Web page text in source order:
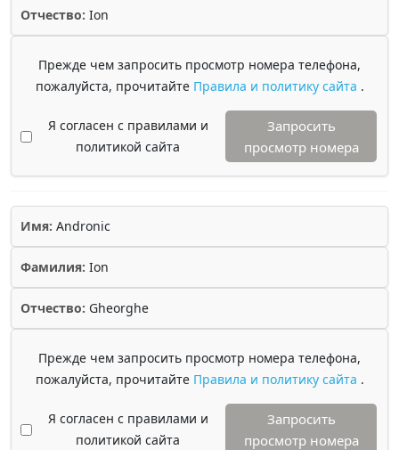
Отчество: Ion
Прежде чем запросить просмотр номера телефона,
пожалуйста, прочитайте Правила и политику сайта .
Я согласен с правилами и
политикой сайта
Запросить
просмотр номера
Имя: Andronic
Фамилия: Ion
Отчество: Gheorghe
Прежде чем запросить просмотр номера телефона,
пожалуйста, прочитайте Правила и политику сайта .
Я согласен с правилами и
политикой сайта
Запросить
просмотр номера